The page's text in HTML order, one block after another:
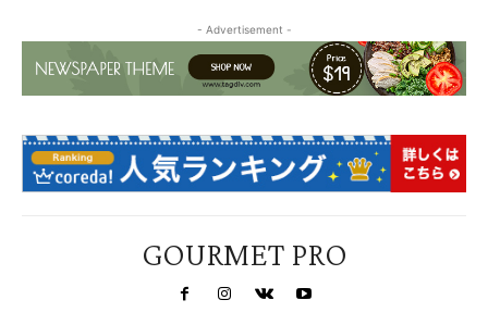
- Advertisement -
GOURMET PRO